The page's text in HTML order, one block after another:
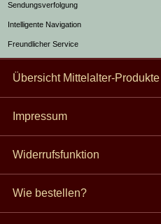
Sendungsverfolgung
Intelligente Navigation
Freundlicher Service
Übersicht Mittelalter-Produkte
Impressum
Widerrufsfunktion
Wie bestellen?